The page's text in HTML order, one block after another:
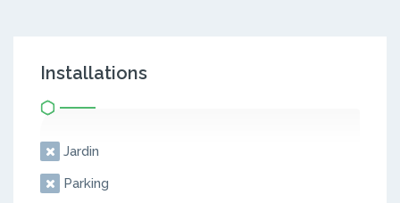
Installations
Jardin
Parking